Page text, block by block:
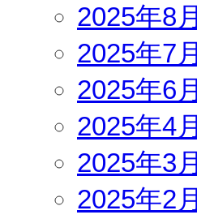
2025年8月
2025年7月
2025年6月
2025年4月
2025年3月
2025年2月